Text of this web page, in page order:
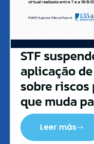
STF
aplicação
sobre riscos
que muda
Leer más